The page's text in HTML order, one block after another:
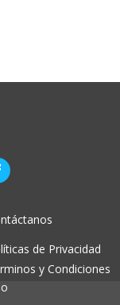
de Privacidad
y Condiciones